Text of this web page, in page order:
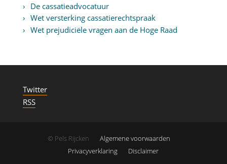
De cassatieadvocatuur
Wet versterking cassatierechtspraak
Wet prejudiciële vragen aan de Hoge Raad
Twitter
RSS
© Pels Rijcken
Algemene voorwaarden
Privacyverklaring
Disclaimer